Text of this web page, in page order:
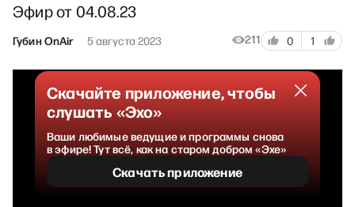
Эфир от 04.08.23
Губин OnAir 5 августа 2023 211 0 1
Скачайте приложение, чтобы
слушать «Эхо»
Ваши любимые ведущие и программы снова
в эфире! Тут всё, как на старом добром «Эхе»
Скачать приложение